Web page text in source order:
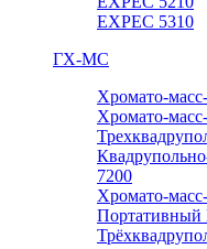
EXPEC 5310
ГХ-МС
Хромато-
Хромато-
7200
Хромато-
Портативный